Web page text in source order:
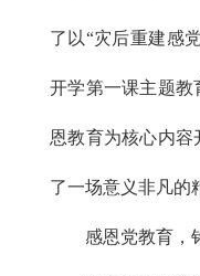
了以“灾后重建感
开学第一课主题教
恩教育为核心内
了一场意义非凡的
感恩党教育，